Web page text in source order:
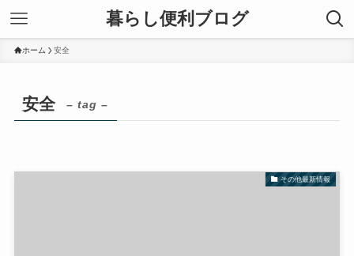
暮らし便利ブログ
ホーム 安全
安全 – tag –
その他最新情報